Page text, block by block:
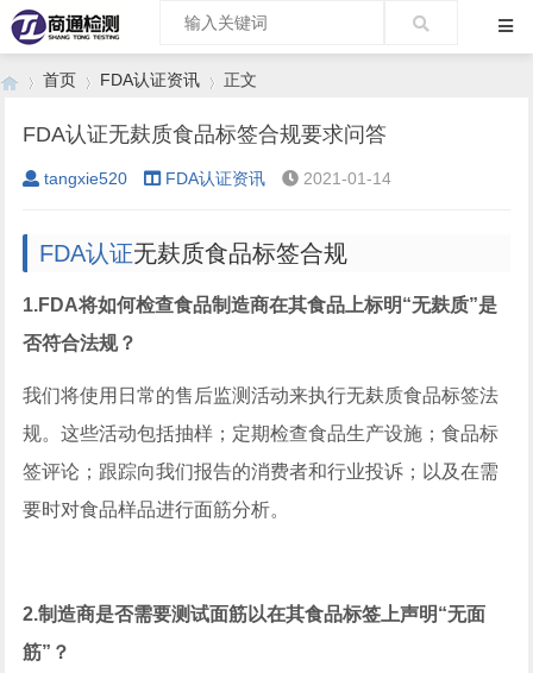
›
首页
›
FDA认证资讯
›
正文
FDA认证无麸质食品标签合规要求问答
tangxie520 FDA认证资讯 2021-01-14
FDA认证无麸质食品标签合规
1.FDA将如何检查食品制造商在其食品上标明“无麸质”是
否符合法规？
我们将使用日常的售后监测活动来执行无麸质食品标签法
规。这些活动包括抽样；定期检查食品生产设施；食品标
签评论；跟踪向我们报告的消费者和行业投诉；以及在需
要时对食品样品进行面筋分析。
2.制造商是否需要测试面筋以在其食品标签上声明“无面
筋”？